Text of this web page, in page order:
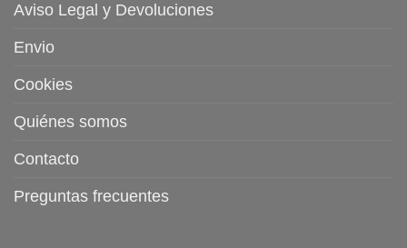
Aviso Legal y Devoluciones
Envio
Cookies
Quiénes somos
Contacto
Preguntas frecuentes